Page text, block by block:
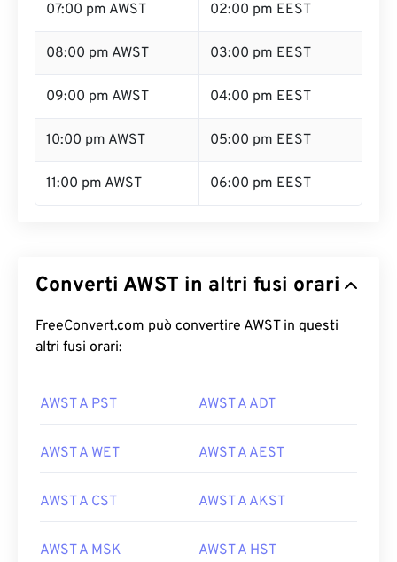
07:00 pm AWST 02:00 pm EEST
08:00 pm AWST 03:00 pm EEST
09:00 pm AWST 04:00 pm EEST
10:00 pm AWST 05:00 pm EEST
11:00 pm AWST 06:00 pm EEST
Converti AWST in altri fusi orari
FreeConvert.com può convertire AWST in questi
altri fusi orari:
AWST A PST AWST A ADT
AWST A WET AWST A AEST
AWST A CST AWST A AKST
AWST A MSK AWST A HST